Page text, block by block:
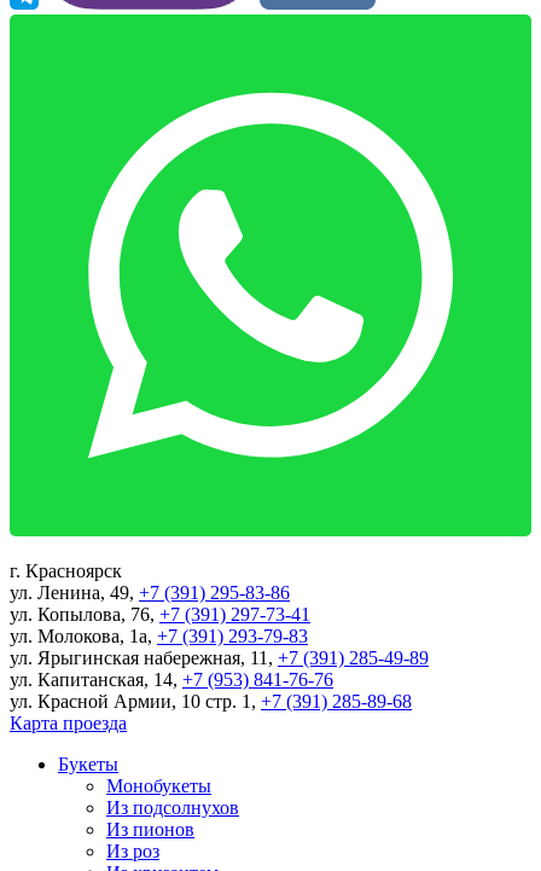
г. Красноярск
ул. Ленина, 49, +7 (391) 295-83-86
ул. Копылова, 76, +7 (391) 297-73-41
ул. Молокова, 1а, +7 (391) 293-79-83
ул. Ярыгинская набережная, 11 , +7 (391) 285-49-89
ул. Капитанская, 14, +7 (953) 841-76-76
ул. Красной Армии, 10 стр. 1 , +7 (391) 285-89-68
Карта проезда
Букеты
Монобукеты
Из подсолнухов
Из пионов
Из роз